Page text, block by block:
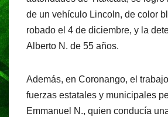
de un vehículo Lincoln, de color
robado el 4 de diciembre, y la
Alberto N. de 55 años.
Además, en Coronango, el
fuerzas estatales y municipales
Emmanuel N., quien conducía